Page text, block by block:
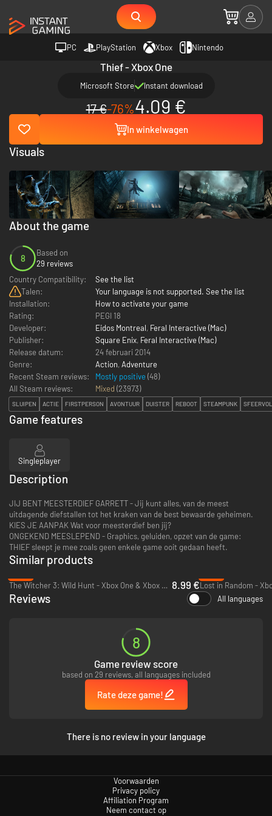
PC PlayStation Xbox Nintendo
Thief - Xbox One
Microsoft Store Instant download
17 €-76%4.09 €
In winkelwagen
About the game
8
Based on
29 reviews
Country Compatibility:
See the list
Talen:
Your language is not supported. See the list
Installation:
How to activate your game
Rating:
PEGI 18
Developer:
Eidos Montreal, Feral Interactive (Mac)
Publisher:
Square Enix, Feral Interactive (Mac)
Release datum:
24 februari 2014
Genre:
Action, Adventure
Recent Steam reviews:
Mostly positive (48)
All Steam reviews:
Mixed (23973)
SLUIPEN ACTIE FIRSTPERSON AVONTUUR DUISTER REBOOT STEAMPUNK SFEERVOL
Visuals
Game features
Singleplayer
Description
JIJ BENT MEESTERDIEF GARRETT - Jij kunt alles, van de meest
uitdagende diefstallen tot het kraken van de best bewaarde geheimen.
KIES JE AANPAK Wat voor meesterdief ben jij?
ONGEKEND MEESLEPEND - Graphics, geluiden, opzet van de game:
THIEF sleept je mee zoals geen enkele game ooit gedaan heeft.
Similar products
The Witcher 3: Wild Hunt - Xbox One & Xbox Series X|S 8.99 €Lost in Random -
Reviews All languages
8
Game review score
based on 29 reviews, all languages included
Rate deze game!
There is no review in your language
Voorwaarden
Privacy policy
Affiliation Program
Neem contact op